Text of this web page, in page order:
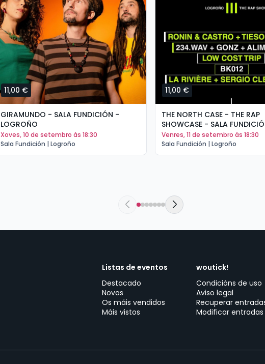
11,00 €
GIRAMUNDO - SALA FUNDICIÓN -
LOGROÑO
xoves, 10 de setembro ás 18:30
Sala Fundición | Logroño
11,00 €
THE NORTH CASE - THE RAP
SHOWCASE - SALA
LOGROÑO
venres, 11 de setembro ás 18:30
Sala Fundición | Logroño
Listas de eventos
Destacado
Novas
Os máis vendidos
Máis vistos
woutick!
Condicións de uso
Aviso legal
Recuperar
Modificar entradas